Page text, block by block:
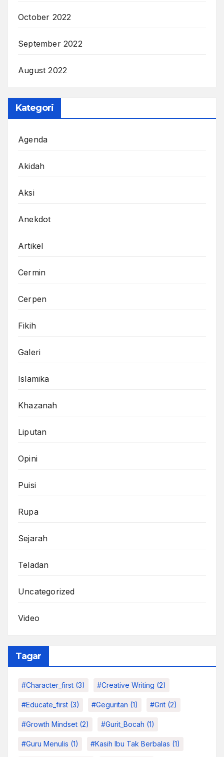
October 2022
September 2022
August 2022
Kategori
Agenda
Akidah
Aksi
Anekdot
Artikel
Cermin
Cerpen
Fikih
Galeri
Islamika
Khazanah
Liputan
Opini
Puisi
Rupa
Sejarah
Teladan
Uncategorized
Video
Tagar
#character_first (3) #Creative Writing (2)
#educate_first (3) #Geguritan (1) #grit (2)
#growth Mindset (2) #Gurit_Bocah (1)
#Guru Menulis (1) #kasih Ibu Tak Berbalas (1)